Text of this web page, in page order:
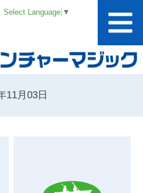
Select Language ▼
11月03日